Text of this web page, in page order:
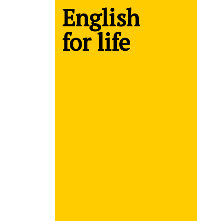
English
for life